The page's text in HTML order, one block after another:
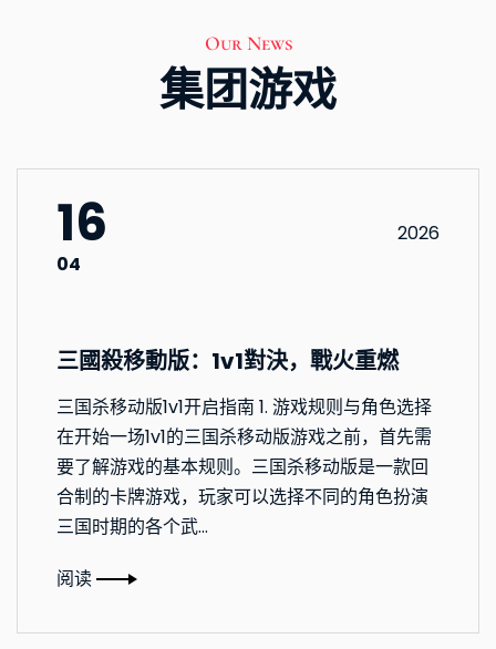
Our News
集团游戏
16
04
2026
三國殺移動版：1v1對決，戰火重燃
三国杀移动版1v1开启指南 1. 游戏规则与角色选择
在开始一场1v1的三国杀移动版游戏之前，首先需
要了解游戏的基本规则。三国杀移动版是一款回
合制的卡牌游戏，玩家可以选择不同的角色扮演
三国时期的各个武...
阅读